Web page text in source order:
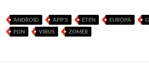
ANDROID APP'S ETEN EUROPA
PIJN
VIRUS ZOMER